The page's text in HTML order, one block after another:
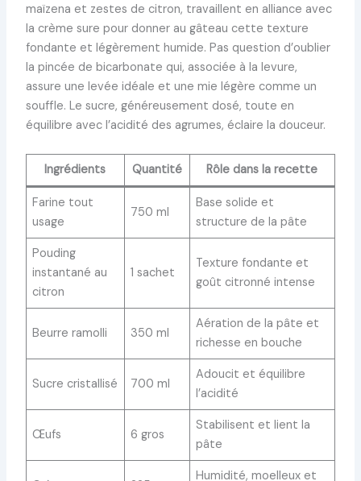
maïzena et zestes de citron, travaillent en alliance avec
la crème sure pour donner au gâteau cette texture
fondante et légèrement humide. Pas question d’oublier
la pincée de bicarbonate qui, associée à la levure,
assure une levée idéale et une mie légère comme un
souffle. Le sucre, généreusement dosé, toute en
équilibre avec l’acidité des agrumes, éclaire la douceur.
Ingrédients Quantité Rôle dans la recette
Farine tout
usage
750 ml
Base solide et
structure de la pâte
Pouding
instantané au
citron
1 sachet
Texture fondante et
goût citronné intense
Beurre ramolli 350 ml
Aération de la pâte et
richesse en bouche
Sucre cristallisé 700 ml
Adoucit et équilibre
l’acidité
Œufs 6 gros
Stabilisent et lient la
pâte
Humidité, moelleux et